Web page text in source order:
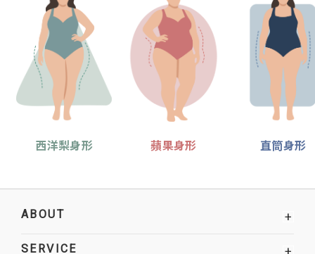
西洋梨身形 蘋果身形 直筒身形
ABOUT +
SERVICE